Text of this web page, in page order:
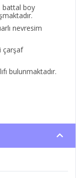
battal boy
nevresim
çarşaf
bulunmaktadır.